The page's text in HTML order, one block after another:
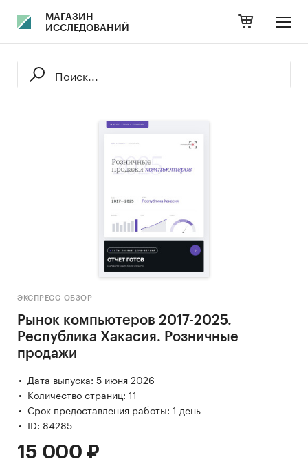
МАГАЗИН
ИССЛЕДОВАНИЙ
ЭКСПРЕСС-ОБЗОР
Рынок компьютеров 2017-2025.
Республика Хакасия. Розничные
продажи
Дата выпуска: 5 июня 2026
Количество страниц: 11
Срок предоставления работы: 1 день
ID: 84285
15 000 ₽